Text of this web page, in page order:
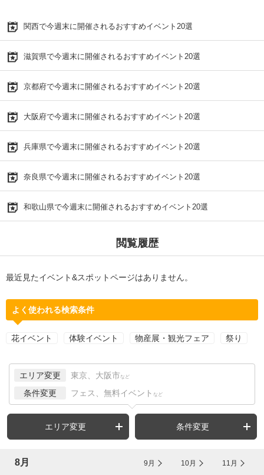
関西で今週末に開催されるおすすめイベント20選
滋賀県で今週末に開催されるおすすめイベント20選
京都府で今週末に開催されるおすすめイベント20選
大阪府で今週末に開催されるおすすめイベント20選
兵庫県で今週末に開催されるおすすめイベント20選
奈良県で今週末に開催されるおすすめイベント20選
和歌山県で今週末に開催されるおすすめイベント20選
閲覧履歴
最近見たイベント&スポットページはありません。
よく使われる検索条件
花イベント 体験イベント 物産展・観光フェア 祭り
エリア変更 東京、大阪市 など
条件変更 フェス、無料イベント など
エリア変更 条件変更
8月 9月 10月 11月